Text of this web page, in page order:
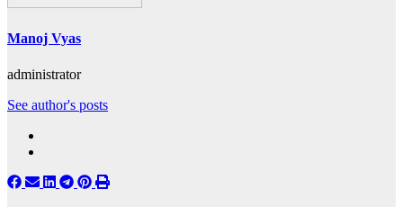
Manoj Vyas
administrator
See author's posts